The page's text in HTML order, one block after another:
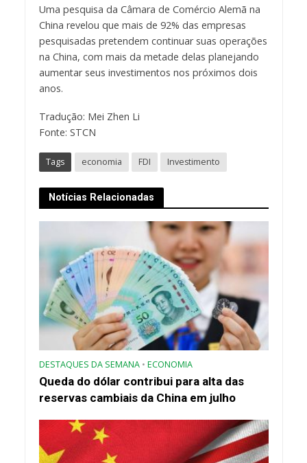
Uma pesquisa da Câmara de Comércio Alemã na
China revelou que mais de 92% das empresas
pesquisadas pretendem continuar suas operações
na China, com mais da metade delas planejando
aumentar seus investimentos nos próximos dois
anos.
Tradução: Mei Zhen Li
Fonte: STCN
Tags economia FDI Investimento
Notícias Relacionadas
DESTAQUES DA SEMANA • ECONOMIA
Queda do dólar contribui para alta das
reservas cambiais da China em julho